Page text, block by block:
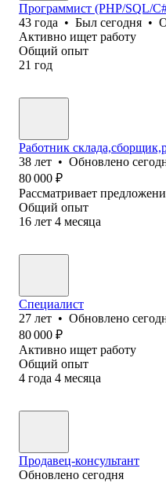
Программист (PHP/SQL/
43 года • Был сегодня •
Активно ищет работу
Общий опыт
21 год
Работник
38 лет • Обновлено
80 000 ₽
Рассматривает
Общий опыт
16 лет 4 месяца
Специалист
27 лет • Обновлено
80 000 ₽
Активно ищет работу
Общий опыт
4 года 4 месяца
Продавец-консультант
Обновлено сегодня